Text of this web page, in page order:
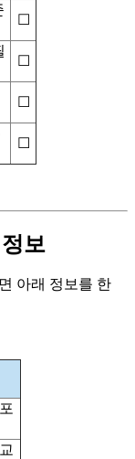
☐
☐
☐
☐
보
아래 정보를 한